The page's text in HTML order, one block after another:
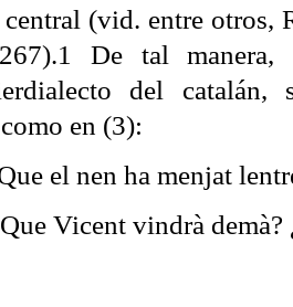
central (vid. entre
De tal manera,
del catalán,
en (3):
el nen ha menjat
Vicent vindrà demà?